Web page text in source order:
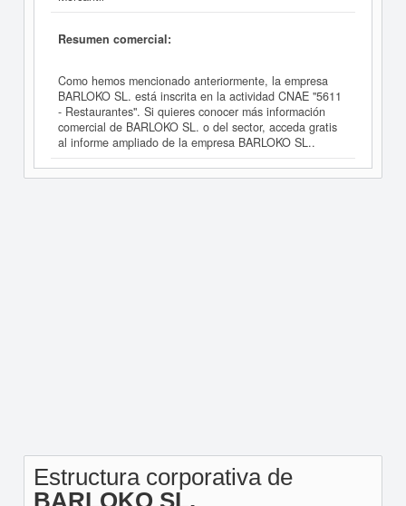
Resumen comercial:
Como hemos mencionado anteriormente, la empresa
BARLOKO SL. está inscrita en la actividad CNAE "5611
- Restaurantes". Si quieres conocer más información
comercial de BARLOKO SL. o del sector, acceda gratis
al informe ampliado de la empresa BARLOKO SL..
Estructura corporativa de
BARLOKO SL.